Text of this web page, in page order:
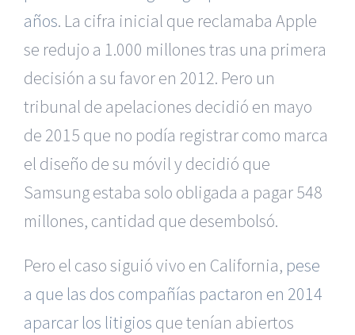
años. La cifra inicial que reclamaba Apple
se redujo a 1.000 millones tras una primera
decisión a su favor en 2012. Pero un
tribunal de apelaciones decidió en mayo
de 2015 que no podía registrar como marca
el diseño de su móvil y decidió que
Samsung estaba solo obligada a pagar 548
millones, cantidad que desembolsó.
Pero el caso siguió vivo en California, pese
a que las dos compañías pactaron en 2014
aparcar los litigios que tenían abiertos